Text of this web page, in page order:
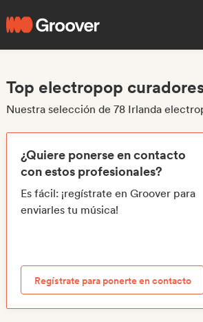
Top electropop
Nuestra selección de 78 Irlanda
¿Quiere ponerse en contacto
con estos profesionales?
Es fácil: ¡regístrate en Groover para
enviarles tu música!
Regístrate para ponerte en contacto